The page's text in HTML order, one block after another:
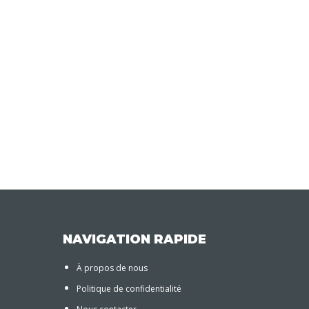
NAVIGATION RAPIDE
À propos de nous
Politique de confidentialité